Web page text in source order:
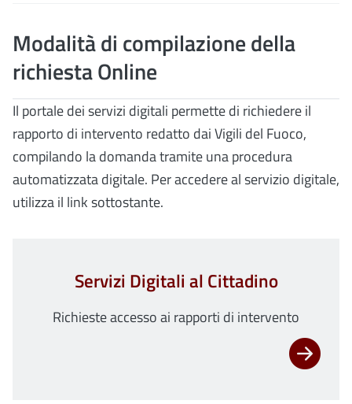
Modalità di compilazione della
richiesta Online
Il portale dei servizi digitali permette di richiedere il
rapporto di intervento redatto dai Vigili del Fuoco,
compilando la domanda tramite una procedura
automatizzata digitale. Per accedere al servizio digitale,
utilizza il link sottostante.
Servizi Digitali al Cittadino
Richieste accesso ai rapporti di intervento